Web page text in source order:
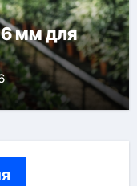
мм для